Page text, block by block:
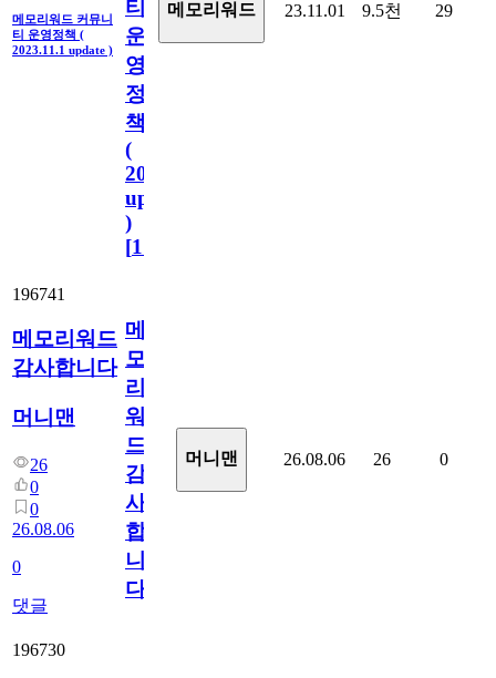
메모리워드 커뮤니
티 운영정책 (
2023.11.1 update )
티
운
영
정
책
(
2023.11.1
update
)
[110
메모리워드 23.11.01 9.5천 29
196741
메모리워드
감사합니다
머니맨
26
0
0
26.08.06
0
댓글
메
모
리
워
드
감
사
합
니
다
머니맨 26.08.06 26 0
196730